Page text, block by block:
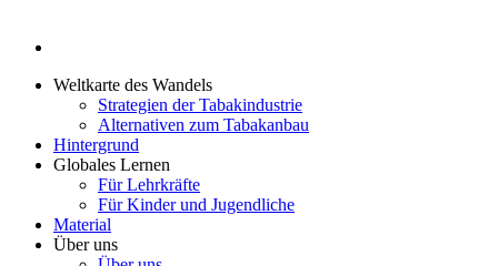
Weltkarte des Wandels
Strategien der Tabakindustrie
Alternativen zum Tabakanbau
Hintergrund
Globales Lernen
Für Lehrkräfte
Für Kinder und Jugendliche
Material
Über uns